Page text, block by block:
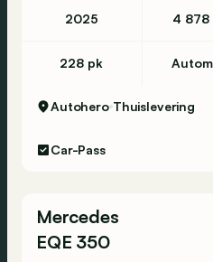
2025 4 878
228 pk
Autohero Thuislevering
Car-Pass
Mercedes
EQE 350